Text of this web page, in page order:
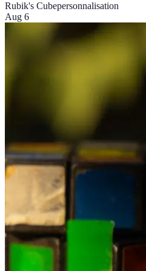
Rubik's Cubepersonnalisation
Aug 6